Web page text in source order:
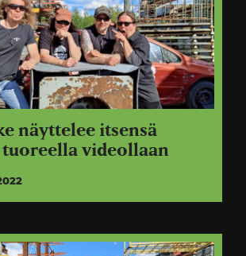
näyttelee itsensä
videollaan